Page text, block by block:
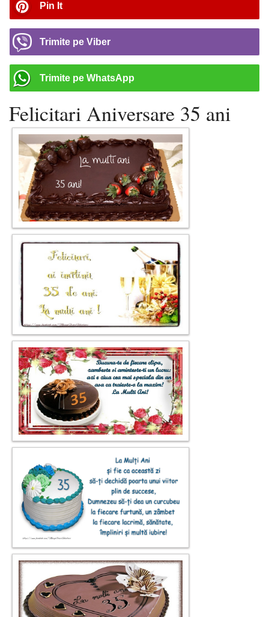
Pin It
Trimite pe Viber
Trimite pe WhatsApp
Felicitari Aniversare 35 ani